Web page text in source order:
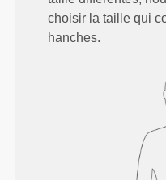
choisir la taille qui
hanches.